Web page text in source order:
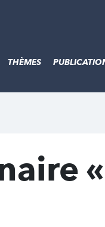
THÈMES
«